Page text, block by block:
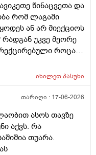
წინაცვეთა და
რომ ლაგამი
ან არ მიექციოს
უკვე მეორე
როცა
ეგრე 1
მერე გარშემოც
ვგრძნობსავით
იხილეთპასუხი
თარიღი : 17-06-2026
ასოს თავზე
აქვს. რა
თუარა.